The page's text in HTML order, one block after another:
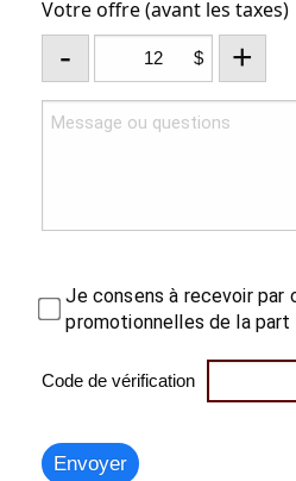
Votre offre (avant les taxes)
- $ +
Je consens à recevoir par
promotionnelles de la
Code de vérification